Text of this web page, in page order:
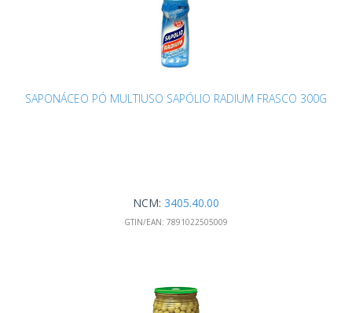
SAPONÁCEO PÓ MULTIUSO SAPÓLIO RADIUM FRASCO 300G
NCM: 3405.40.00
GTIN/EAN: 7891022505009